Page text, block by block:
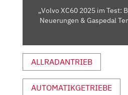
KLEINE
NEUERUNGEN
TEMPOWARNUNG!“
VON
YOUTUBE
ANZEIGEN
„Volvo XC60 2025 im Test:
Neuerungen & Gaspedal
ALLRADANTRIEB
AUTOMATIKGETRIEBE